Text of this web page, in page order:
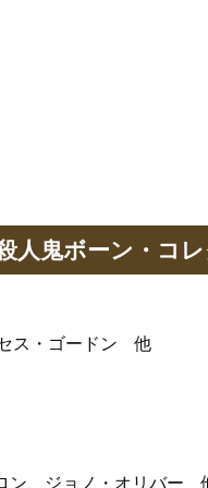
人鬼ボーン・コ
ス・ゴードン 他
ン、ジョノ・オリバー